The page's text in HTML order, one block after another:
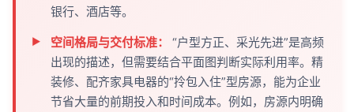
银行、酒店等。
空间格局与交付标准：
“户型方正、采光先进”是高频
出现的描述，但需要结合平面图判断实际利用率。精
装修、配齐家具电器的“拎包入住”型房源，能为企业
节省大量的前期投入和时间成本。例如，房源内明确